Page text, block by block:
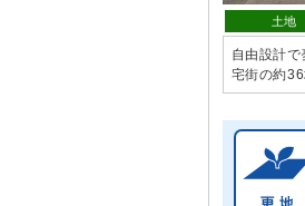
土地
自由設計
宅街の約36